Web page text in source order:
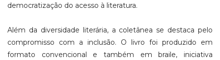
democratização do acesso à literatura.
Além da diversidade literária, a coletânea se destaca pelo
compromisso com a inclusão. O livro foi produzido em
formato convencional e também em braile, iniciativa